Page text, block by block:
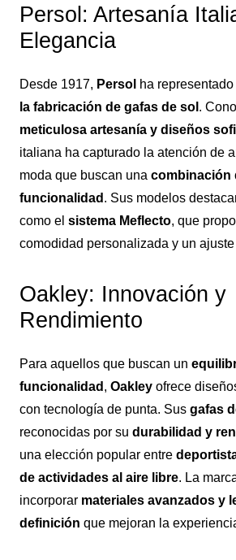
Persol: Artesanía
Elegancia
Desde 1917, Persol ha representado
la fabricación de gafas de sol .
meticulosa artesanía y diseños
italiana ha capturado la atención de
moda que buscan una combinación
funcionalidad . Sus modelos
como el sistema Meflecto, que
comodidad personalizada y un ajuste
Oakley: Innovación y
Rendimiento
Para aquellos que buscan un
funcionalidad , Oakley ofrece
con tecnología de punta. Sus gafas
reconocidas por su durabilidad y
una elección popular entre
de actividades al aire libre. La
incorporar materiales avanzados y
definición que mejoran la